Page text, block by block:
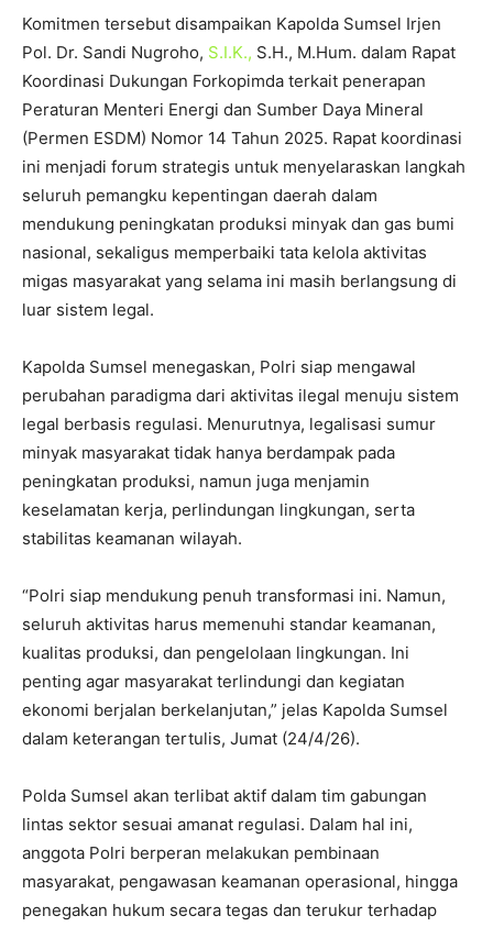
Komitmen tersebut disampaikan Kapolda Sumsel Irjen
Pol. Dr. Sandi Nugroho, S.I.K., S.H., M.Hum. dalam Rapat
Koordinasi Dukungan Forkopimda terkait penerapan
Peraturan Menteri Energi dan Sumber Daya Mineral
(Permen ESDM) Nomor 14 Tahun 2025. Rapat koordinasi
ini menjadi forum strategis untuk menyelaraskan langkah
seluruh pemangku kepentingan daerah dalam
mendukung peningkatan produksi minyak dan gas bumi
nasional, sekaligus memperbaiki tata kelola aktivitas
migas masyarakat yang selama ini masih berlangsung di
luar sistem legal.
Kapolda Sumsel menegaskan, Polri siap mengawal
perubahan paradigma dari aktivitas ilegal menuju sistem
legal berbasis regulasi. Menurutnya, legalisasi sumur
minyak masyarakat tidak hanya berdampak pada
peningkatan produksi, namun juga menjamin
keselamatan kerja, perlindungan lingkungan, serta
stabilitas keamanan wilayah.
“Polri siap mendukung penuh transformasi ini. Namun,
seluruh aktivitas harus memenuhi standar keamanan,
kualitas produksi, dan pengelolaan lingkungan. Ini
penting agar masyarakat terlindungi dan kegiatan
ekonomi berjalan berkelanjutan,” jelas Kapolda Sumsel
dalam keterangan tertulis, Jumat (24/4/26).
Polda Sumsel akan terlibat aktif dalam tim gabungan
lintas sektor sesuai amanat regulasi. Dalam hal ini,
anggota Polri berperan melakukan pembinaan
masyarakat, pengawasan keamanan operasional, hingga
penegakan hukum secara tegas dan terukur terhadap